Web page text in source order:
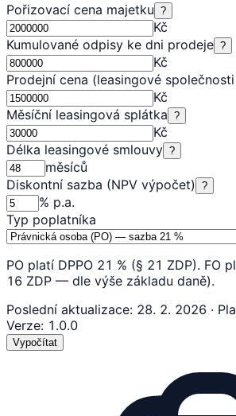
Pořizovací cena majetku ?
Kč
Kumulované odpisy ke dni prodeje ?
Kč
Prodejní cena (leasingové
Kč
Měsíční leasingová splátka ?
Kč
Délka leasingové smlouvy ?
měsíců
Diskontní sazba (NPV výpočet)
?
% p.a.
Typ poplatníka
PO platí DPPO 21 % (§ 21 ZDP). FO
16 ZDP — dle výše základu daně).
Poslední aktualizace: 28. 2. 2026 ·
Verze: 1.0.0
Vypočítat